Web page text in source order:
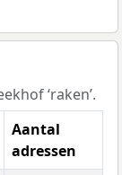
‘raken’.
Aantal
adressen